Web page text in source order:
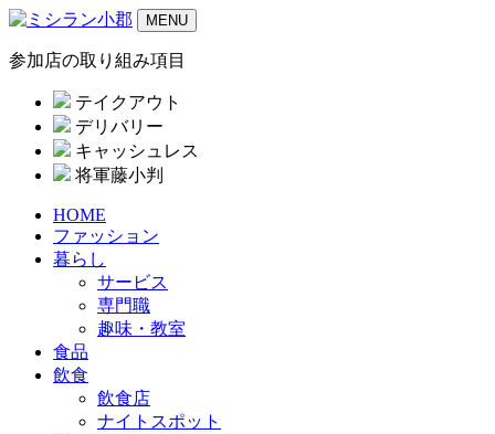
MENU
参加店の取り組み項目
テイクアウト
デリバリー
キャッシュレス
将軍藤小判
HOME
ファッション
暮らし
サービス
専門職
趣味・教室
食品
飲食
飲食店
ナイトスポット